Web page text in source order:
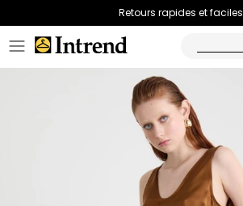
Retours rapides et faciles